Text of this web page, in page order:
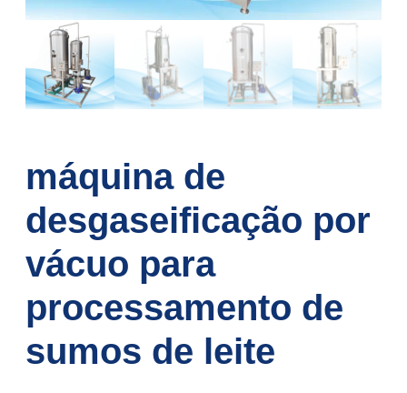
máquina de
desgaseificação por
vácuo para
processamento de
sumos de leite